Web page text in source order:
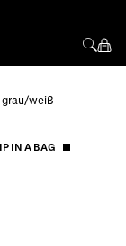
grau/weiß
IN A BAG